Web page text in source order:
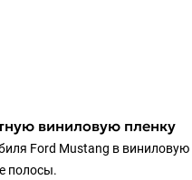
виниловую пленку
Ford Mustang в виниловую
полосы.